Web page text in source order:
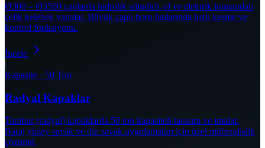
Ø300 – Ø3500 çaplarda hidrolik silindirli, el ve elektrik kumandalı
çelik kelebek vanalar. Büyük çaplı boru hatlarında hızlı kesme ve
kontrol fonksiyonu.
İncele
Kapasite · 50 Ton
Radyal Kapaklar
Tambur (radyal) kapaklarda 50 ton kapasiteli tasarım ve imalat.
Baraj yüzey savak ve dip savak uygulamaları için özel mühendislik
çözümü.